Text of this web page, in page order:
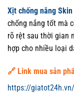
Xịt chống nắng Skin
chống nắng tốt mà
rõ rệt sau thời gian
hợp cho nhiều loại
🔗 Link mua sản
https://